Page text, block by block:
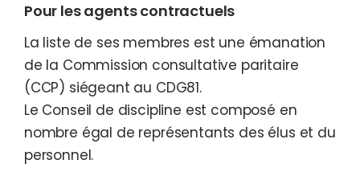
Pour les agents contractuels
La liste de ses membres est une émanation
de la Commission consultative paritaire
(CCP) siégeant au CDG81.
Le Conseil de discipline est composé en
nombre égal de représentants des élus et du
personnel.